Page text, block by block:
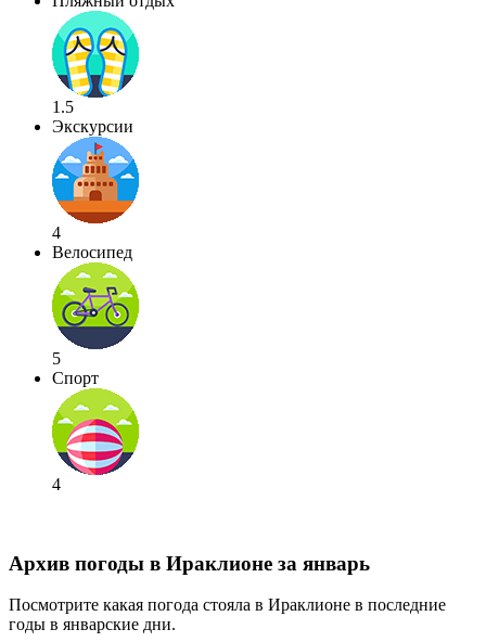
1.5
Экскурсии
4
Велосипед
5
Спорт
4
Архив погоды в Ираклионе за январь
Посмотрите какая погода стояла в Ираклионе в последние
годы в январские дни.